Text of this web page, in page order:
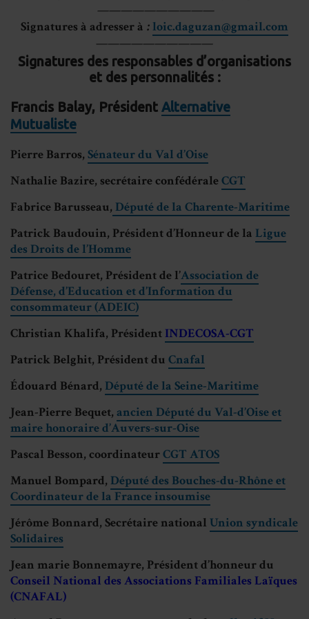
——————————
Signatures à adresser à : loic.daguzan@gmail.com
——————————
Signatures des responsables d’organisations
et des personnalités:
Francis Balay, Président Alternative
Mutualiste
Pierre Barros, Sénateur du Val d’Oise
Nathalie Bazire, secrétaire confédéraleCGT
Fabrice Barusseau, Député de la Charente-Maritime
Patrick Baudouin, Président d’Honneur de la Ligue
des Droits de l’Homme
Patrice Bedouret, Président de l’Association de
Défense, d’Education et d’Information du
consommateur (ADEIC)
Christian Khalifa, Président INDECOSA-CGT
Patrick Belghit, Président du Cnafal
Édouard Bénard, Député de la Seine-Maritime
Jean-Pierre Bequet, ancien Député du Val-d’Oise et
maire honoraire d’Auvers-sur-Oise
Pascal Besson, coordinateurCGT ATOS
Manuel Bompard, Député des Bouches-du-Rhône et
Coordinateur de la France insoumise
Jérôme Bonnard, Secrétaire national Union syndicale
Solidaires
Jean marie Bonnemayre, Président d’honneur du
Conseil National des Associations Familiales Laïques
(CNAFAL)